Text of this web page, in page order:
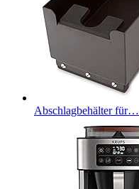
Abschlagbehälter für…